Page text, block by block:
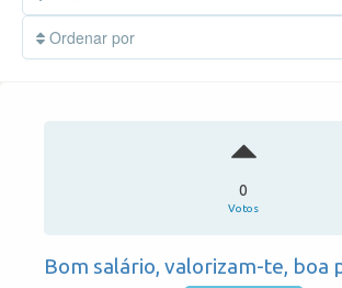
Ordenar por
0
Votos
Bom salário, valorizam-te, boa